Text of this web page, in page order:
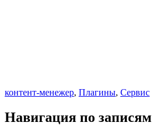
контент-менежер, Плагины, Сервис
Навигация по записям